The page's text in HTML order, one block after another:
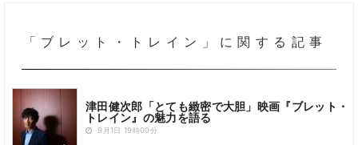
「ブレット・トレイン」に関する記事
津田健次郎「とても緻密で大胆」映画『ブレット・
トレイン』の魅力を語る
9月1日 19時00分